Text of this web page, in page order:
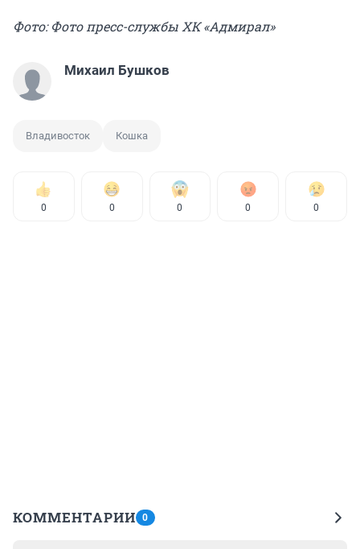
Фото: Фото пресс-службы ХК «Адмирал»
Михаил Бушков
Владивосток Кошка
0 0 0 0 0
КОММЕНТАРИИ 0